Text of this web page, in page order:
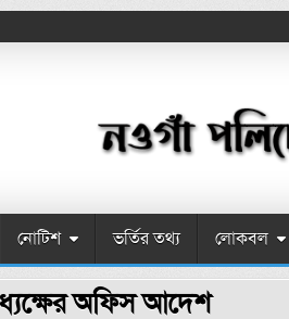
নোটিশ ভর্তির তথ্য লোকবল
অফিস আদেশ